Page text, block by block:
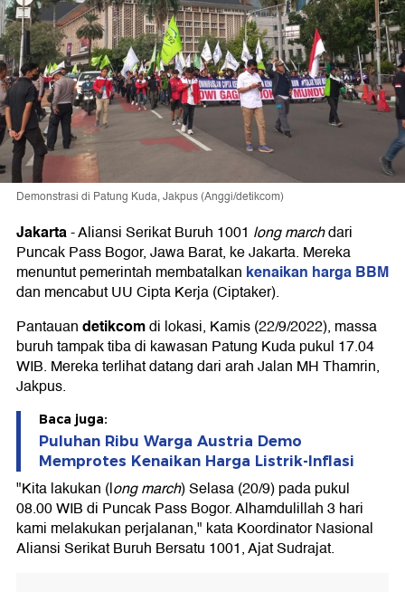
Demonstrasi di Patung Kuda, Jakpus (Anggi/detikcom)
Jakarta-Aliansi Serikat Buruh 1001 long marchdari
Puncak Pass Bogor, Jawa Barat, ke Jakarta. Mereka
menuntut pemerintah membatalkan kenaikan harga BBM
dan mencabut UU Cipta Kerja (Ciptaker).
Pantauandetikcomdi lokasi, Kamis (22/9/2022), massa
buruh tampak tiba di kawasan Patung Kuda pukul 17.04
WIB. Mereka terlihat datang dari arah Jalan MH Thamrin,
Jakpus.
Baca juga:
Puluhan Ribu Warga Austria Demo
Memprotes Kenaikan Harga Listrik-Inflasi
"Kita lakukan (long march) Selasa (20/9) pada pukul
08.00 WIB di Puncak Pass Bogor. Alhamdulillah 3 hari
kami melakukan perjalanan," kata Koordinator Nasional
Aliansi Serikat Buruh Bersatu 1001, Ajat Sudrajat.